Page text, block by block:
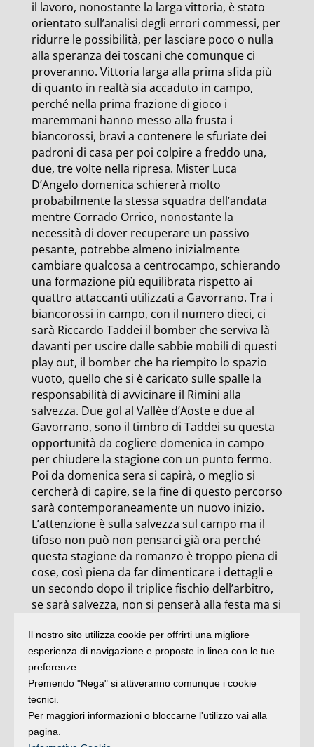
il lavoro, nonostante la larga vittoria, è stato
orientato sull’analisi degli errori commessi, per
ridurre le possibilità, per lasciare poco o nulla
alla speranza dei toscani che comunque ci
proveranno. Vittoria larga alla prima sfida più
di quanto in realtà sia accaduto in campo,
perché nella prima frazione di gioco i
maremmani hanno messo alla frusta i
biancorossi, bravi a contenere le sfuriate dei
padroni di casa per poi colpire a freddo una,
due, tre volte nella ripresa. Mister Luca
D’Angelo domenica schiererà molto
probabilmente la stessa squadra dell’andata
mentre Corrado Orrico, nonostante la
necessità di dover recuperare un passivo
pesante, potrebbe almeno inizialmente
cambiare qualcosa a centrocampo, schierando
una formazione più equilibrata rispetto ai
quattro attaccanti utilizzati a Gavorrano. Tra i
biancorossi in campo, con il numero dieci, ci
sarà Riccardo Taddei il bomber che serviva là
davanti per uscire dalle sabbie mobili di questi
play out, il bomber che ha riempito lo spazio
vuoto, quello che si è caricato sulle spalle la
responsabilità di avvicinare il Rimini alla
salvezza. Due gol al Vallèe d’Aoste e due al
Gavorrano, sono il timbro di Taddei su questa
opportunità da cogliere domenica in campo
per chiudere la stagione con un punto fermo.
Poi da domenica sera si capirà, o meglio si
cercherà di capire, se la fine di questo percorso
sarà contemporaneamente un nuovo inizio.
L’attenzione è sulla salvezza sul campo ma il
tifoso non può non pensarci già ora perché
questa stagione da romanzo è troppo piena di
cose, così piena da far dimenticare i dettagli e
un secondo dopo il triplice fischio dell’arbitro,
se sarà salvezza, non si penserà alla festa ma si
superficie, la domanda sospesa in attesa della
salvezza sul campo, quella che fa avanti e
indietro tra mondo reale e virtuale è solo una:
“Adesso cosa succederà?” Difficile dirlo, perché
il bomber che servirebbe là davanti in società,
ancora in campo non si vede. Qualcuno si sta
scaldando ma non tutti sono bomber però.
Il nostro sito utilizza cookie per offrirti una migliore
esperienza di navigazione e proposte in linea con le tue
preferenze.
Premendo "Nega" si attiveranno comunque i cookie
tecnici.
Per maggiori informazioni o bloccarne l'utilizzo vai alla
pagina.